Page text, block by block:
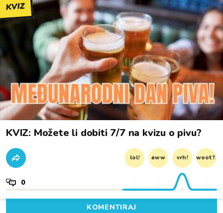
KVIZ
KVIZ: Možete li dobiti 7/7 na kvizu o pivu?
lol! aww vrh! woot?!
0
KOMENTIRAJ